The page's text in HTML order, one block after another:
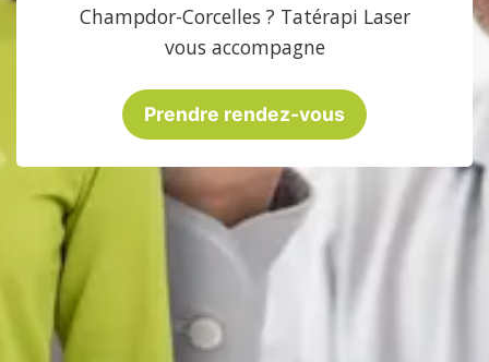
Champdor-Corcelles ? Tatérapi Laser
vous accompagne
Prendre rendez-vous